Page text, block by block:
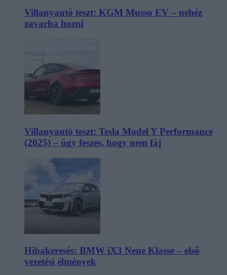
Villanyautó teszt: KGM Musso EV – nehéz
zavarba hozni
Villanyautó teszt: Tesla Model Y Performance
(2025) – úgy feszes, hogy nem fáj
Hibakeresés: BMW iX3 Neue Klasse – első
vezetési élmények